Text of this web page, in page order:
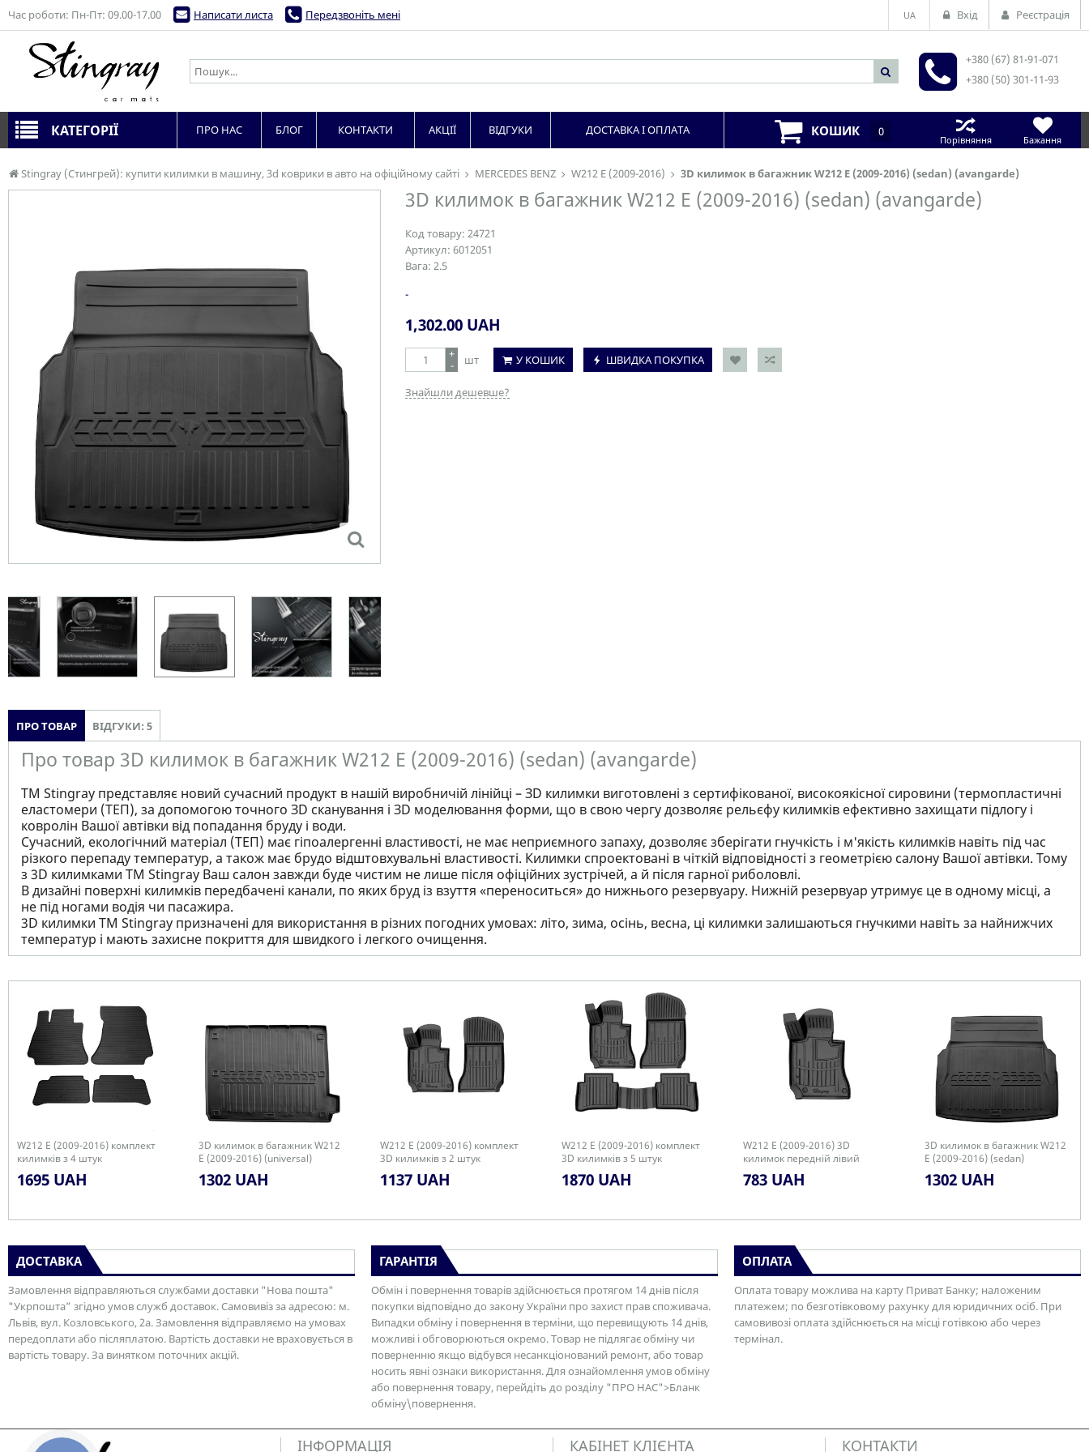
Stingray (Стингрей): купити килимки в машину, 3d коврики в авто на офіційному сайті MERCEDES BENZ W212 E (2009-2016) 3D килимок в багажник W212 E (2009-2016) (sedan) (avangarde)
3D килимок в багажник W212 E (2009-2016) (sedan) (avangarde)
Код товару: 24721
Артикул: 6012051
Вага: 2.5
-
1,302.00 UAH
+
-
шт У КОШИК ШВИДКА ПОКУПКА
Знайшли дешевше?
ПРО ТОВАР ВІДГУКИ: 5
Про товар 3D килимок в багажник W212 E (2009-2016) (sedan) (avangarde)
ТМ Stingray представляє новий сучасний продукт в нашій виробничій лінійці – ЗD килимки виготовлені з сертифікованої, високоякісної сировини (термопластичні
еластомери (ТЕП), за допомогою точного ЗD сканування і ЗD моделювання форми, що в свою чергу дозволяє рельєфу килимків ефективно захищати підлогу і
ковролін Вашої автівки від попадання бруду і води.
Сучасний, екологічний матеріал (ТЕП) має гіпоалергенні властивості, не має неприємного запаху, дозволяє зберігати гнучкість і м'якість килимків навіть під час
різкого перепаду температур, а також має брудо відштовхувальні властивості. Килимки спроектовані в чіткій відповідності з геометрією салону Вашої автівки. Тому
з 3D килимками TM Stingray Ваш салон завжди буде чистим не лише після офіційних зустрічей, а й після гарної риболовлі.
В дизайні поверхні килимків передбачені канали, по яких бруд із взуття «переноситься» до нижнього резервуару. Нижній резервуар утримує це в одному місці, а
не під ногами водія чи пасажира.
3D килимки TM Stingray призначені для використання в різних погодних умовах: літо, зима, осінь, весна, ці килимки залишаються гнучкими навіть за найнижчих
температур і мають захисне покриття для швидкого і легкого очищення.
W212 E (2009-2016) комплект
килимків з 4 штук
1695 UAH
3D килимок в багажник W212
E (2009-2016) (universal)
1302 UAH
W212 E (2009-2016) комплект
3D килимків з 2 штук
1137 UAH
W212 E (2009-2016) комплект
3D килимків з 5 штук
1870 UAH
W212 E (2009-2016) 3D
килимок передній лівий
783 UAH
3D килимок в багажник W212
E (2009-2016) (sedan)
(avangarde)
1302 UAH
ДОСТАВКА
Замовлення відправляються службами доставки "Нова пошта"
"Укрпошта” згідно умов служб доставок. Самовивіз за адресою: м.
Львів, вул. Козловського, 2а. Замовлення відправляємо на умовах
передоплати або післяплатою. Вартість доставки не враховується в
вартість товару. За винятком поточних акцій.
ГАРАНТІЯ
Обмін і повернення товарів здійснюється протягом 14 днів після
покупки відповідно до закону України про захист прав споживача.
Випадки обміну і повернення в терміни, що перевищують 14 днів,
можливі і обговорюються окремо. Товар не підлягає обміну чи
поверненню якщо відбувся несанкціонований ремонт, або товар
носить явні ознаки використання. Для ознайомлення умов обміну
або повернення товару, перейдіть до розділу "ПРО НАС">Бланк
обміну\повернення.
ОПЛАТА
Оплата товару можлива на карту Приват Банку; наложеним
платежем; по безготівковому рахунку для юридичних осіб. При
самовивозі оплата здійснюється на місці готівкою або через
термінал.
Час роботи: Пн-Пт: 09.00-17.00 Написати листа Передзвоніть мені UA Вхід Реєстрація
+380 (67) 81-91-071
+380 (50) 301-11-93
КАТЕГОРІЇ ПРО НАС БЛОГ КОНТАКТИ АКЦІЇ ВІДГУКИ ДОСТАВКА І ОПЛАТА КОШИК 0
Порівняння Бажання
ІНФОРМАЦІЯ КАБІНЕТ КЛІЄНТА КОНТАКТИ